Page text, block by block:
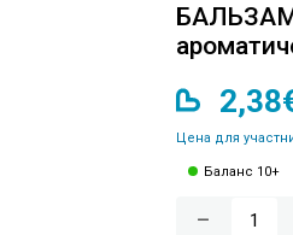
БАЛЬЗАМ
Цена для
Баланс 10+